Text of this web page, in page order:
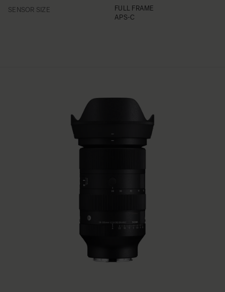
SENSOR SIZEFILTER
FULL FRAME
APS-C